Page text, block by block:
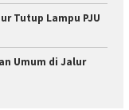
Tutup Lampu PJU
Umum di Jalur